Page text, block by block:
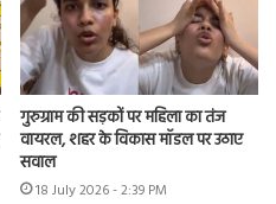
गुरुग्राम की सड़कों पर महिला का तंज
वायरल, शहर के विकास मॉडल पर उठाए
सवाल
18 July 2026 - 2:39 PM